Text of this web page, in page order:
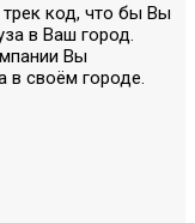
код, что бы Вы
в Ваш город.
Вы
в своём городе.